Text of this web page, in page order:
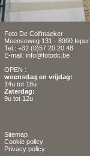
Foto De Colfmaeker
Meenseweg 131 - 8900 Ieper
Tel.: +32 (0)57 20 20 48
E-mail: info@fotodc.be
OPEN :
woensdag en vrijdag:
14u tot 18u
Zaterdag:
9u tot 12u
Sitemap
Cookie policy
Privacy policy